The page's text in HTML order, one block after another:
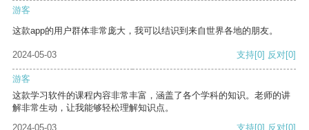
游客
这款app的用户群体非常庞大，我可以结识到来自世界各地的朋友。
2024-05-03 支持[0] 反对[0]
游客
这款学习软件的课程内容非常丰富，涵盖了各个学科的知识。老师的讲
解非常生动，让我能够轻松理解知识点。
2024-05-03
支持[0] 反对[0]